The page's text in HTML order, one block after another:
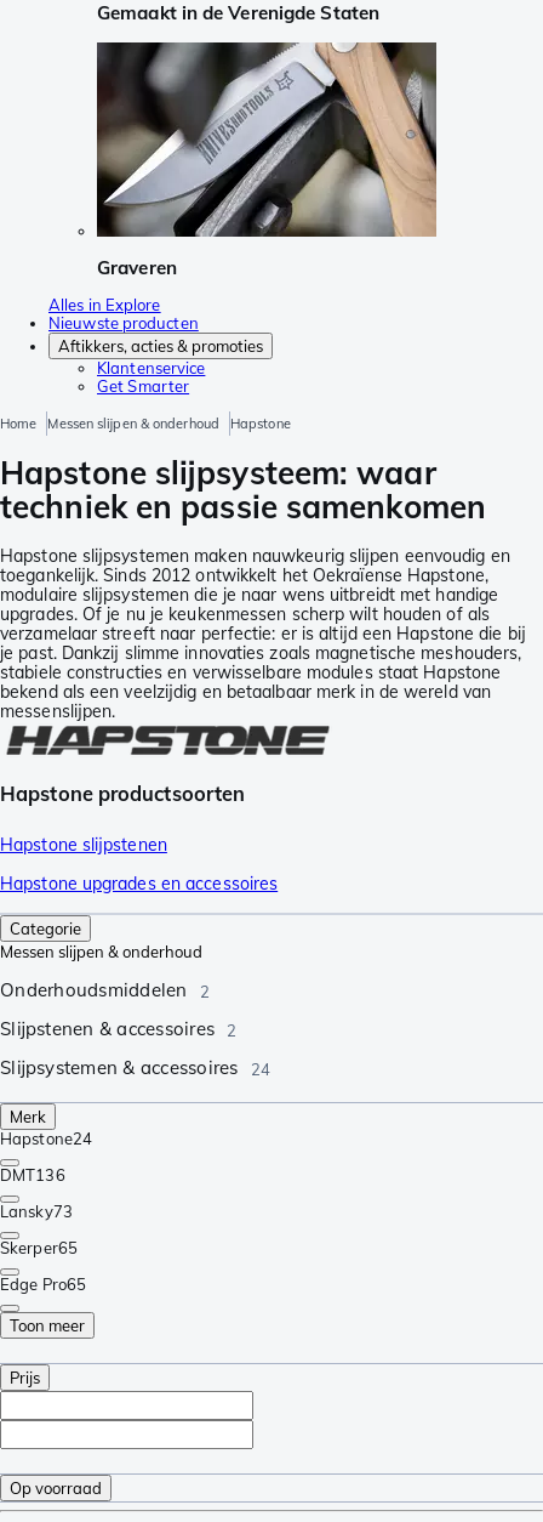
Gemaakt in de Verenigde Staten
Graveren
Alles in Explore
Nieuwste producten
Aftikkers, acties & promoties
Klantenservice
Get Smarter
Home Messen slijpen & onderhoud Hapstone
Hapstone slijpsysteem: waar
techniek en passie samenkomen
Hapstone slijpsystemen maken nauwkeurig slijpen eenvoudig en
toegankelijk. Sinds 2012 ontwikkelt het Oekraïense Hapstone,
modulaire slijpsystemen die je naar wens uitbreidt met handige
upgrades. Of je nu je keukenmessen scherp wilt houden of als
verzamelaar streeft naar perfectie: er is altijd een Hapstone die bij
je past. Dankzij slimme innovaties zoals magnetische meshouders,
stabiele constructies en verwisselbare modules staat Hapstone
bekend als een veelzijdig en betaalbaar merk in de wereld van
messenslijpen.
Hapstone productsoorten
Hapstone slijpstenen
Hapstone upgrades en accessoires
Categorie
Messen slijpen & onderhoud
Onderhoudsmiddelen 2
Slijpstenen & accessoires 2
Slijpsystemen & accessoires 24
Merk
Hapstone24
DMT136
Lansky73
Skerper65
Edge Pro65
Toon meer
Prijs
Op voorraad